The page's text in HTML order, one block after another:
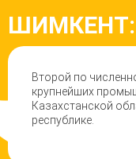
Второй по
крупнейших
Казахстанской
республике.